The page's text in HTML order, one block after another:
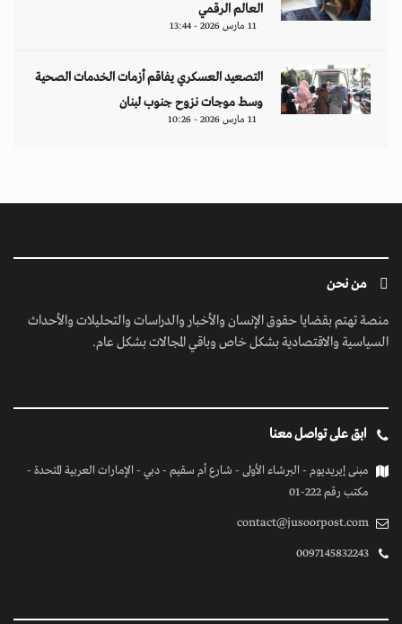
العالم الرقمي
11 مارس 2026 - 13:44
التصعيد العسكري يفاقم أزمات الخدمات الصحية
وسط موجات نزوح جنوب لبنان
11 مارس 2026 - 10:26
من نحن
منصة تهتم بقضايا حقوق الإنسان والأخبار والدراسات والتحليلات والأحداث
السياسية والاقتصادية بشكل خاص وباقي المجالات بشكل عام.
ابق على تواصل معنا
مبنى إيريديوم - البرشاء الأولى - شارع أم سقيم - دبي - الإمارات العربية المتحدة -
مكتب رقم 222-01
contact@jusoorpost.com
0097145832243